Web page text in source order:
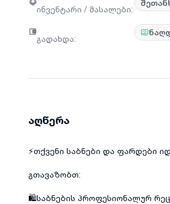
ინვენტარი / მასალები:
გადახდა:
აღწერა
⚡️თქვენი საბნები და ფარდები
გთავაზობთ:
🛍️საბნების პროფესიონალურ